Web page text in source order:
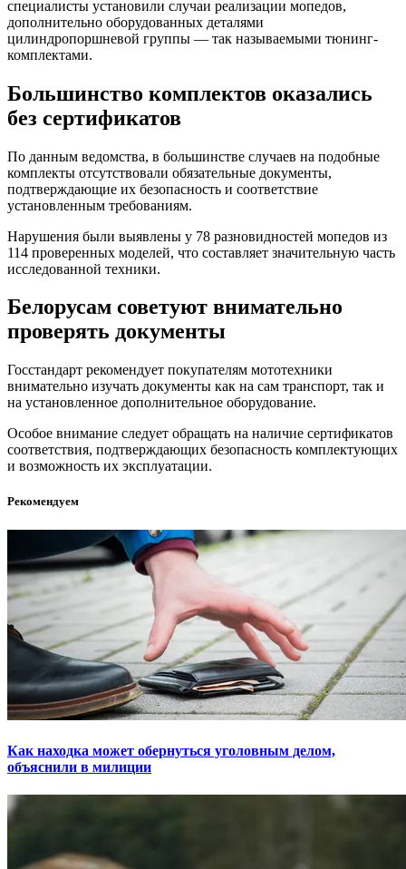
специалисты установили случаи реализации мопедов,
дополнительно оборудованных деталями
цилиндропоршневой группы — так называемыми тюнинг-
комплектами.
Большинство комплектов оказались
без сертификатов
По данным ведомства, в большинстве случаев на подобные
комплекты отсутствовали обязательные документы,
подтверждающие их безопасность и соответствие
установленным требованиям.
Нарушения были выявлены у 78 разновидностей мопедов из
114 проверенных моделей, что составляет значительную часть
исследованной техники.
Белорусам советуют внимательно
проверять документы
Госстандарт рекомендует покупателям мототехники
внимательно изучать документы как на сам транспорт, так и
на установленное дополнительное оборудование.
Особое внимание следует обращать на наличие сертификатов
соответствия, подтверждающих безопасность комплектующих
и возможность их эксплуатации.
Рекомендуем
Как находка может обернуться уголовным делом,
объяснили в милиции